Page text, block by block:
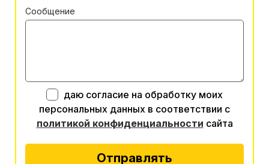
Сообщение
даю согласие на обработку моих
персональных данных в соответствии с
политикой конфиденциальности сайта
Отправлять